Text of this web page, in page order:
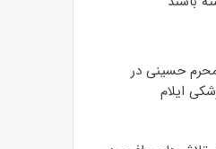
حسینی در
ایلام